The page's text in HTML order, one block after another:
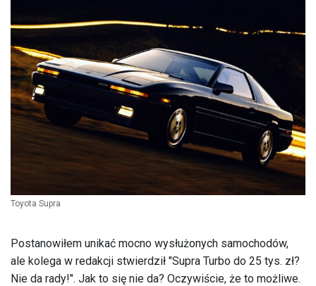
Toyota Supra
Postanowiłem unikać mocno wysłużonych samochodów,
ale kolega w redakcji stwierdził "Supra Turbo do 25 tys. zł?
Nie da rady!". Jak to się nie da? Oczywiście, że to możliwe.